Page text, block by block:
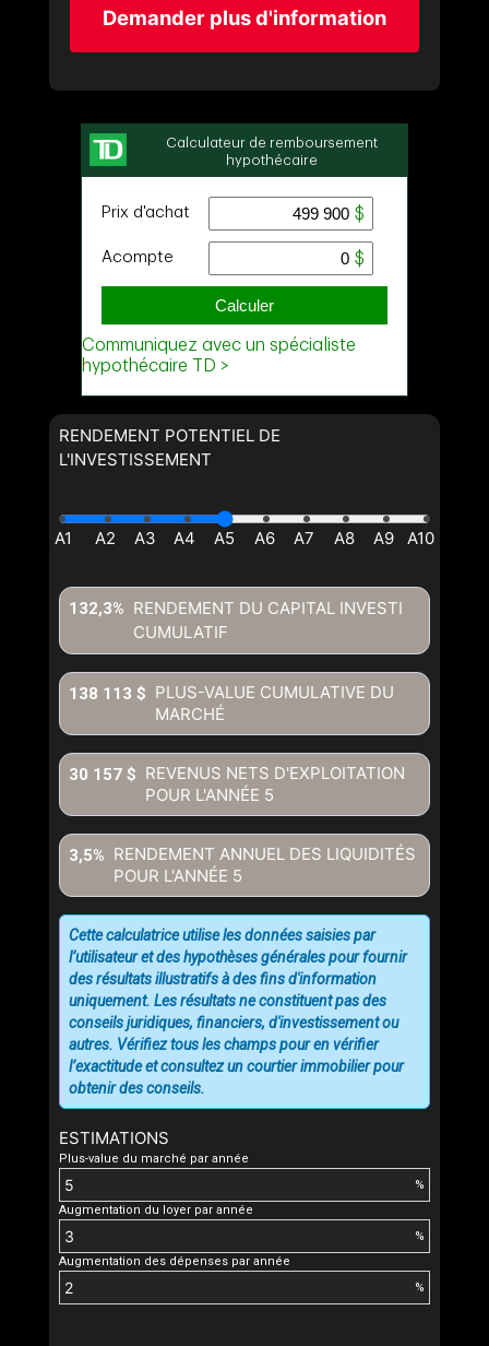
Demander plus d'information
RENDEMENT POTENTIEL DE
L'INVESTISSEMENT
RENDEMENT DU CAPITAL INVESTI
CUMULATIF
132,3%
PLUS-VALUE CUMULATIVE DU
MARCHÉ
138 113 $
REVENUS NETS D'EXPLOITATION
POUR L'ANNÉE 5
30 157 $
RENDEMENT ANNUEL DES LIQUIDITÉS
POUR L'ANNÉE 5
3,5%
ESTIMATIONS
Plus-value du marché par année
%
Augmentation du loyer par année
%
Augmentation des dépenses par année
%
Cette calculatrice utilise les données saisies par
l’utilisateur et des hypothèses générales pour fournir
des résultats illustratifs à des fins d'information
uniquement. Les résultats ne constituent pas des
conseils juridiques, financiers, d'investissement ou
autres. Vérifiez tous les champs pour en vérifier
l’exactitude et consultez un courtier immobilier pour
obtenir des conseils.